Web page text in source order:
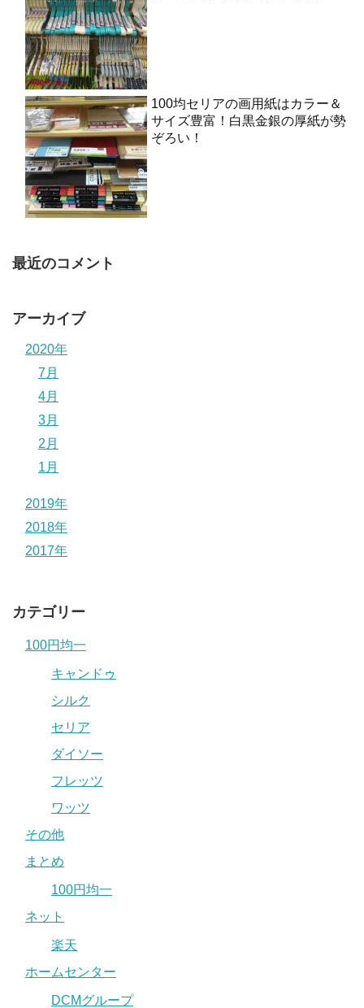
100均セリアの画用紙はカラー＆
サイズ豊富！白黒金銀の厚紙が勢
ぞろい！
最近のコメント
アーカイブ
2020年
7月
4月
3月
2月
1月
2019年
2018年
2017年
カテゴリー
100円均一
キャンドゥ
シルク
セリア
ダイソー
フレッツ
ワッツ
その他
まとめ
100円均一
ネット
楽天
ホームセンター
DCMグループ